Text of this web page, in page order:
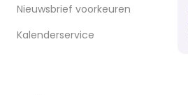
Nieuwsbrief voorkeuren
Kalenderservice